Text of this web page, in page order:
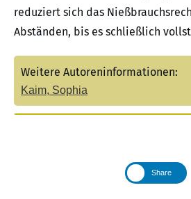
reduziert sich das
Abständen, bis es schließlich
Weitere Autoreninformationen:
Kaim, Sophia
Share